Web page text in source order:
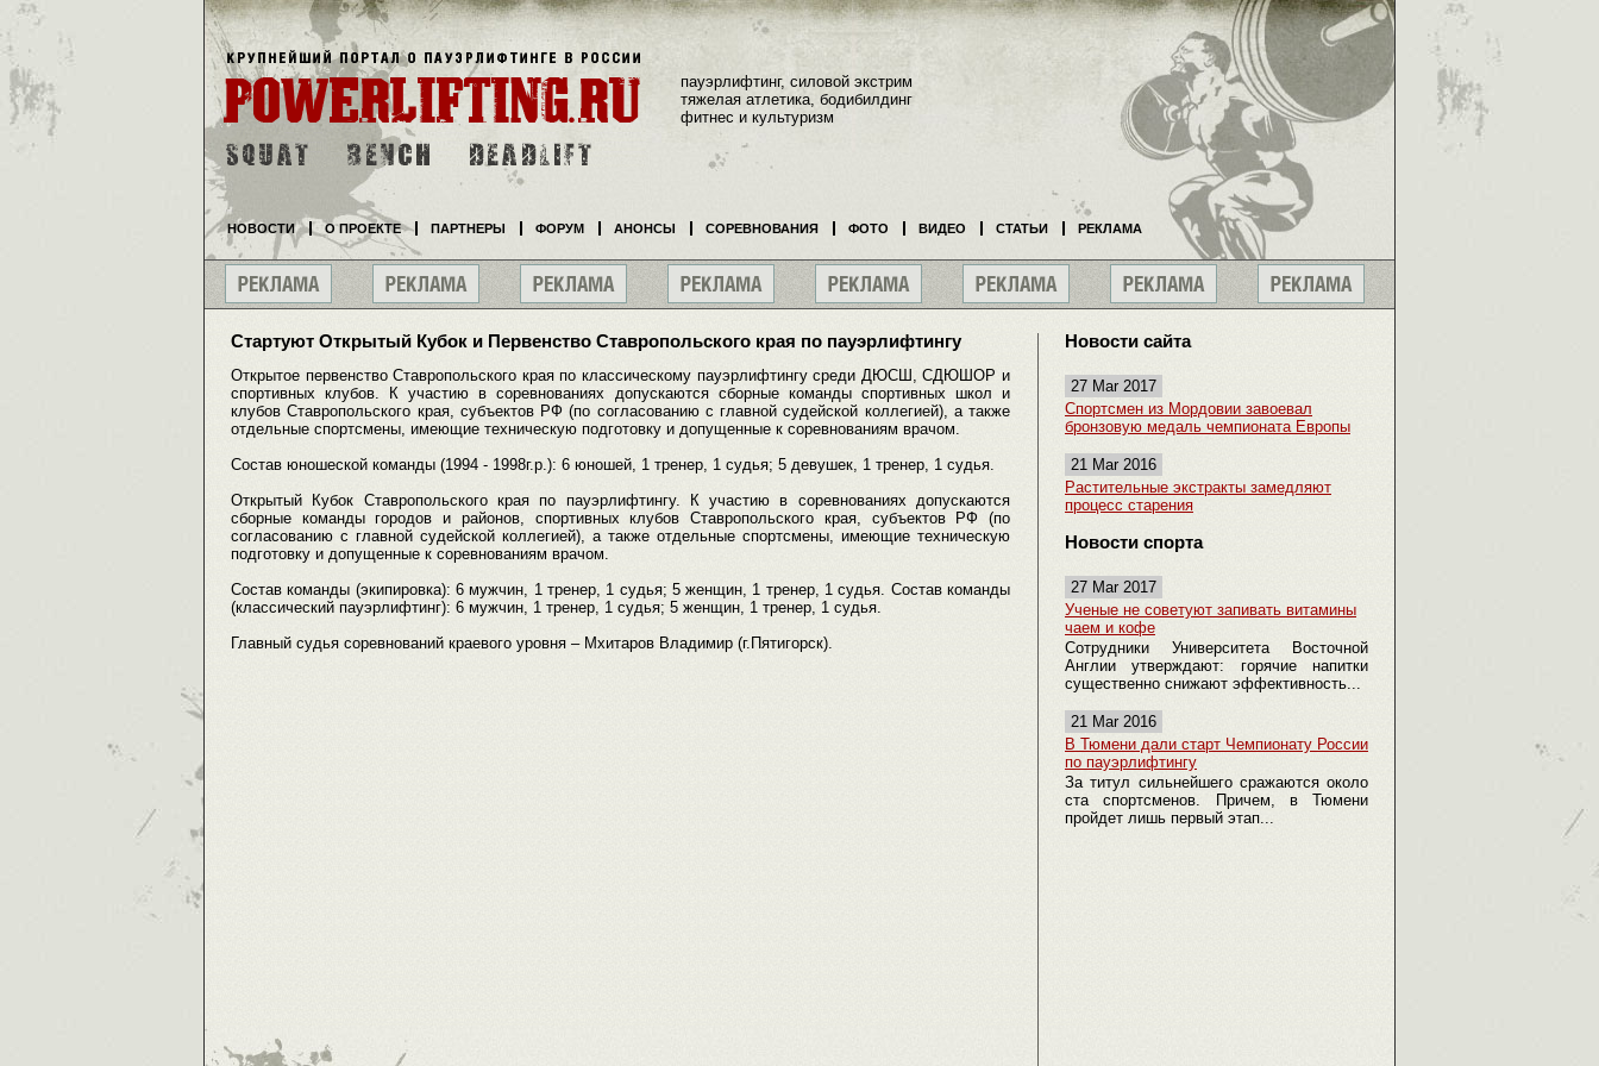
Стартуют Открытый Кубок и Первенство Ставропольского края по пауэрлифтингу
Открытое первенство Ставропольского края по классическому пауэрлифтингу среди ДЮСШ, СДЮШОР и
спортивных клубов. К участию в соревнованиях допускаются сборные команды спортивных школ и
клубов Ставропольского края, субъектов РФ (по согласованию с главной судейской коллегией), а также
отдельные спортсмены, имеющие техническую подготовку и допущенные к соревнованиям врачом.
Состав юношеской команды (1994 - 1998г.р.): 6 юношей, 1 тренер, 1 судья; 5 девушек, 1 тренер, 1 судья.
Открытый Кубок Ставропольского края по пауэрлифтингу. К участию в соревнованиях допускаются
сборные команды городов и районов, спортивных клубов Ставропольского края, субъектов РФ (по
согласованию с главной судейской коллегией), а также отдельные спортсмены, имеющие техническую
подготовку и допущенные к соревнованиям врачом.
Состав команды (экипировка): 6 мужчин, 1 тренер, 1 судья; 5 женщин, 1 тренер, 1 судья. Состав команды
(классический пауэрлифтинг): 6 мужчин, 1 тренер, 1 судья; 5 женщин, 1 тренер, 1 судья.
Главный судья соревнований краевого уровня – Мхитаров Владимир (г.Пятигорск).
Новости сайта
27 Mar 2017
Спортсмен из Мордовии завоевал
бронзовую медаль чемпионата Европы
21 Mar 2016
Растительные экстракты замедляют
процесс старения
Новости спорта
27 Mar 2017
Ученые не советуют запивать витамины
чаем и кофе
Сотрудники Университета Восточной
Англии утверждают: горячие напитки
существенно снижают эффективность...
21 Mar 2016
В Тюмени дали старт Чемпионату России
по пауэрлифтингу
За титул сильнейшего сражаются около
ста спортсменов. Причем, в Тюмени
пройдет лишь первый этап...
пауэрлифтинг, силовой экстрим
тяжелая атлетика, бодибилдинг
фитнес и культуризм
НОВОСТИ О ПРОЕКТЕ ПАРТНЕРЫ ФОРУМ АНОНСЫ СОРЕВНОВАНИЯ ФОТО ВИДЕО СТАТЬИ РЕКЛАМА